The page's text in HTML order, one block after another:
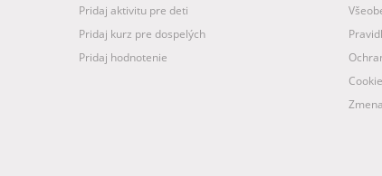
Pridaj aktivitu pre deti
Pridaj kurz pre dospelých
Pridaj hodnotenie